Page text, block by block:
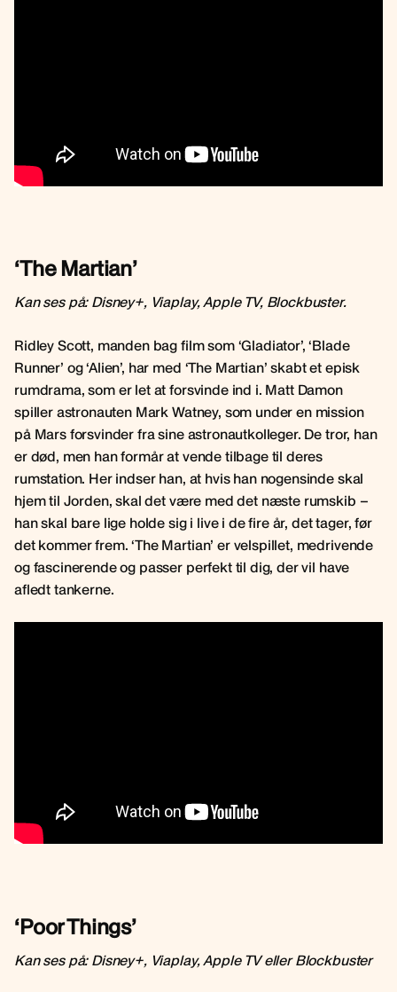
‘The Martian’
Kan ses på: Disney+, Viaplay, Apple TV, Blockbuster.
Ridley Scott, manden bag film som ‘Gladiator’, ‘Blade
Runner’ og ‘Alien’, har med ‘The Martian’ skabt et episk
rumdrama, som er let at forsvinde ind i. Matt Damon
spiller astronauten Mark Watney, som under en mission
på Mars forsvinder fra sine astronautkolleger. De tror, han
er død, men han formår at vende tilbage til deres
rumstation. Her indser han, at hvis han nogensinde skal
hjem til Jorden, skal det være med det næste rumskib –
han skal bare lige holde sig i live i de fire år, det tager, før
det kommer frem. ‘The Martian’ er velspillet, medrivende
og fascinerende og passer perfekt til dig, der vil have
afledt tankerne.
‘Poor Things’
Kan ses på: Disney+, Viaplay, Apple TV eller Blockbuster